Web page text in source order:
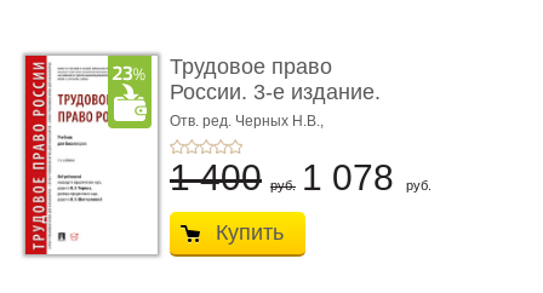
Трудовое право
России. 3-е издание.
Учебник для ...
Отв. ред. Черных Н.В.,
Шестерякова И.В.
1 400 руб. 1 078 руб.
Купить